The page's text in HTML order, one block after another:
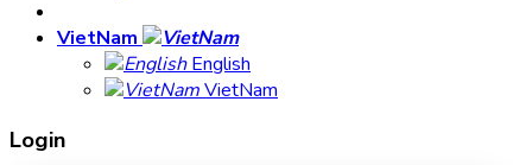
VietNam
English
VietNam
Login